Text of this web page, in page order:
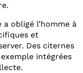
a obligé l’homme à
et
Des citernes
intégrées